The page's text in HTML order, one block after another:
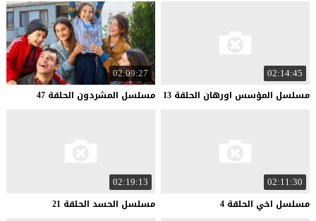
02:14:45
مسلسل المؤسس اورهان الحلقة 13
02:09:27
مسلسل المشردون الحلقة 47
02:11:30
مسلسل اخي الحلقة 4
02:19:13
مسلسل الحسد الحلقة 21